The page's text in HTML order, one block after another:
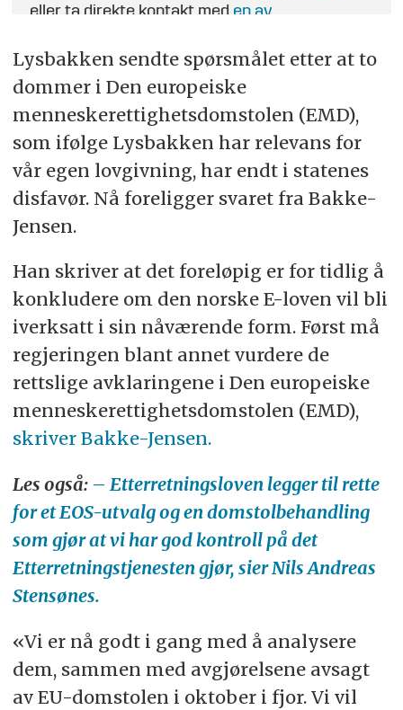
eller ta direkte kontakt med en av
Lysbakken sendte spørsmålet etter at to
dommer i Den europeiske
menneskerettighetsdomstolen (EMD),
som ifølge Lysbakken har relevans for
vår egen lovgivning, har endt i statenes
disfavør. Nå foreligger svaret fra Bakke-
Jensen.
Han skriver at det foreløpig er for tidlig å
konkludere om den norske E-loven vil bli
iverksatt i sin nåværende form. Først må
regjeringen blant annet vurdere de
rettslige avklaringene i Den europeiske
menneskerettighetsdomstolen (EMD),
skriver Bakke-Jensen.
Les også:– Etterretningsloven legger til rette
for et EOS-utvalg og en domstolbehandling
som gjør at vi har god kontroll på det
Etterretningstjenesten gjør, sier Nils Andreas
Stensønes.
«Vi er nå godt i gang med å analysere
dem, sammen med avgjørelsene avsagt
av EU-domstolen i oktober i fjor. Vi vil